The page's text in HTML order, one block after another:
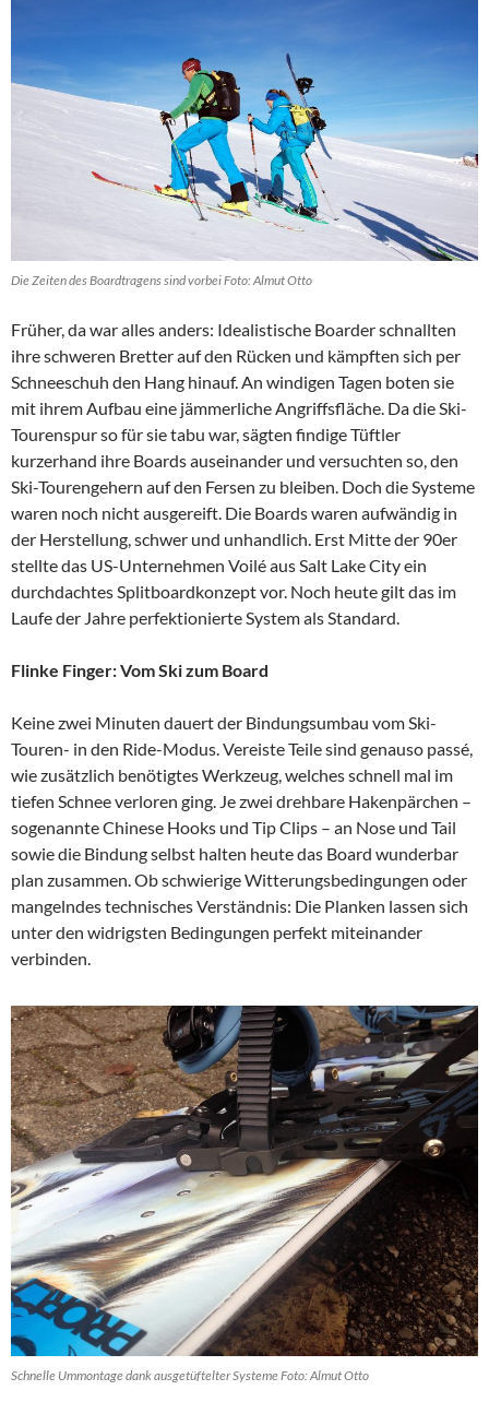
Die Zeiten des Boardtragens sind vorbei Foto: Almut Otto
Früher, da war alles anders: Idealistische Boarder schnallten
ihre schweren Bretter auf den Rücken und kämpften sich per
Schneeschuh den Hang hinauf. An windigen Tagen boten sie
mit ihrem Aufbau eine jämmerliche Angriffsfläche. Da die Ski-
Tourenspur so für sie tabu war, sägten findige Tüftler
kurzerhand ihre Boards auseinander und versuchten so, den
Ski-Tourengehern auf den Fersen zu bleiben. Doch die Systeme
waren noch nicht ausgereift. Die Boards waren aufwändig in
der Herstellung, schwer und unhandlich. Erst Mitte der 90er
stellte das US-Unternehmen Voilé aus Salt Lake City ein
durchdachtes Splitboardkonzept vor. Noch heute gilt das im
Laufe der Jahre perfektionierte System als Standard.
Flinke Finger: Vom Ski zum Board
Keine zwei Minuten dauert der Bindungsumbau vom Ski-
Touren- in den Ride-Modus. Vereiste Teile sind genauso passé,
wie zusätzlich benötigtes Werkzeug, welches schnell mal im
tiefen Schnee verloren ging. Je zwei drehbare Hakenpärchen –
sogenannte Chinese Hooks und Tip Clips – an Nose und Tail
sowie die Bindung selbst halten heute das Board wunderbar
plan zusammen. Ob schwierige Witterungsbedingungen oder
mangelndes technisches Verständnis: Die Planken lassen sich
unter den widrigsten Bedingungen perfekt miteinander
verbinden.
Schnelle Ummontage dank ausgetüftelter Systeme Foto: Almut Otto